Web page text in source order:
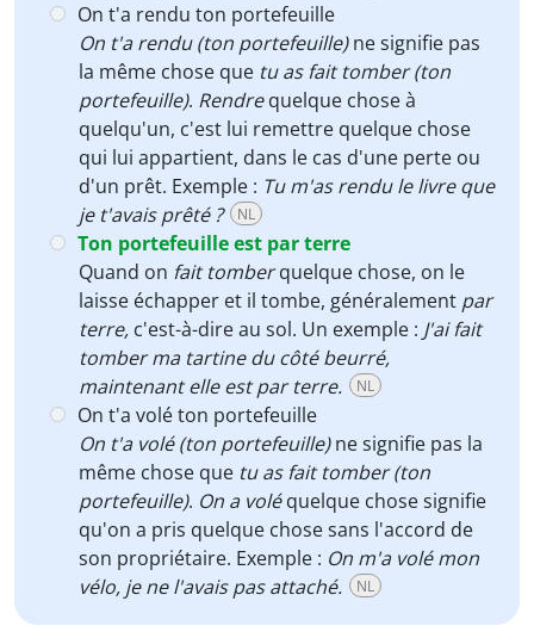
On t'a rendu ton portefeuille
On t'a rendu (ton portefeuille)ne signifie pas
la même chose que tu as fait tomber (ton
portefeuille). Rendrequelque chose à
quelqu'un, c'est lui remettre quelque chose
qui lui appartient, dans le cas d'une perte ou
d'un prêt. Exemple : Tu m'as rendu le livre que
je t'avais prêté ?
NL
Ton portefeuille est par terre
Quand on fait tomberquelque chose, on le
laisse échapper et il tombe, généralement par
terre, c'est-à-dire au sol. Un exemple : J'ai fait
tomber ma tartine du côté beurré,
maintenant elle est par terre.
NL
On t'a volé ton portefeuille
On t'a volé (ton portefeuille)ne signifie pas la
même chose que tu as fait tomber (ton
portefeuille). On a voléquelque chose signifie
qu'on a pris quelque chose sans l'accord de
son propriétaire. Exemple : On m'a volé mon
vélo, je ne l'avais pas attaché.
NL